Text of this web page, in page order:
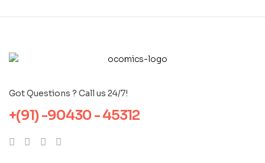
Got Questions ? Call us 24/7!
+(91) -90430 - 45312